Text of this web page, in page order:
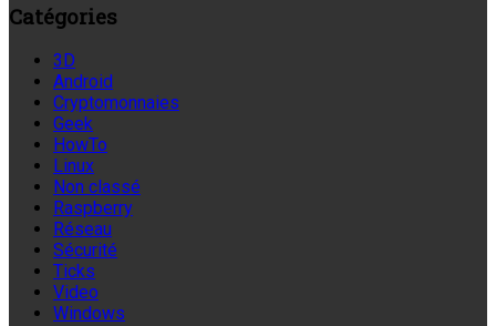
Catégories
3D
Android
Cryptomonnaies
Geek
HowTo
Linux
Non classé
Raspberry
Réseau
Sécurité
Ticks
Video
Windows